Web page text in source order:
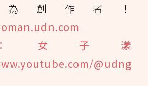
創作者！
女子漾
@udng